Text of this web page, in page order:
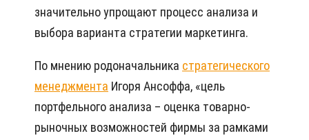
значительно упрощают процесс анализа и
выбора варианта стратегии маркетинга.
По мнению родоначальника стратегического
менеджмента Игоря Ансоффа, «цель
портфельного анализа – оценка товарно-
рыночных возможностей фирмы за рамками